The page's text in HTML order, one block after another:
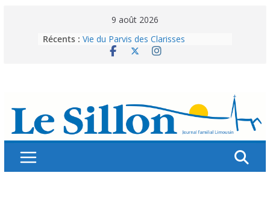
9 août 2026
Récents : Vie du Parvis des Clarisses
La brochure « Des vacances
Splendeurs murales de nos églises
Abonnez-vous ! Réabonnez-vous !